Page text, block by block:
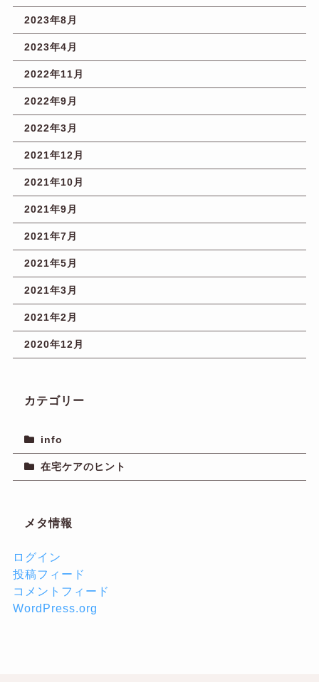
2023年8月
2023年4月
2022年11月
2022年9月
2022年3月
2021年12月
2021年10月
2021年9月
2021年7月
2021年5月
2021年3月
2021年2月
2020年12月
カテゴリー
info
在宅ケアのヒント
メタ情報
ログイン
投稿フィード
コメントフィード
WordPress.org